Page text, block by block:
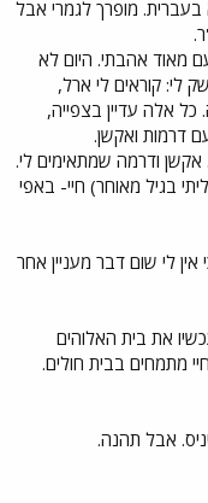
בעברית. מופרך לגמרי אבל
מאוד אהבתי. היום לא
לי: קוראים לי ארל,
אלה עדיין בצפייה,
דרמות ואקשן.
ודרמה שמתאימים לי.
בגיל מאוחר) חיי- באפי
לי שום דבר מעניין אחר
את בית האלוהים
מתמחים בבית חולים.
אבל תהנה.